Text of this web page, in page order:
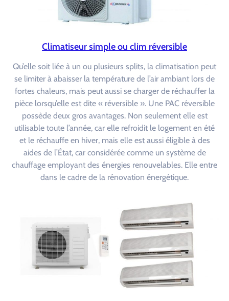
Climatiseur simple ou clim réversible
Qu’elle soit liée à un ou plusieurs splits, la climatisation peut
se limiter à abaisser la température de l’air ambiant lors de
fortes chaleurs, mais peut aussi se charger de réchauffer la
pièce lorsqu’elle est dite « réversible ». Une PAC réversible
possède deux gros avantages. Non seulement elle est
utilisable toute l’année, car elle refroidit le logement en été
et le réchauffe en hiver, mais elle est aussi éligible à des
aides de l’État, car considérée comme un système de
chauffage employant des énergies renouvelables. Elle entre
dans le cadre de la rénovation énergétique.